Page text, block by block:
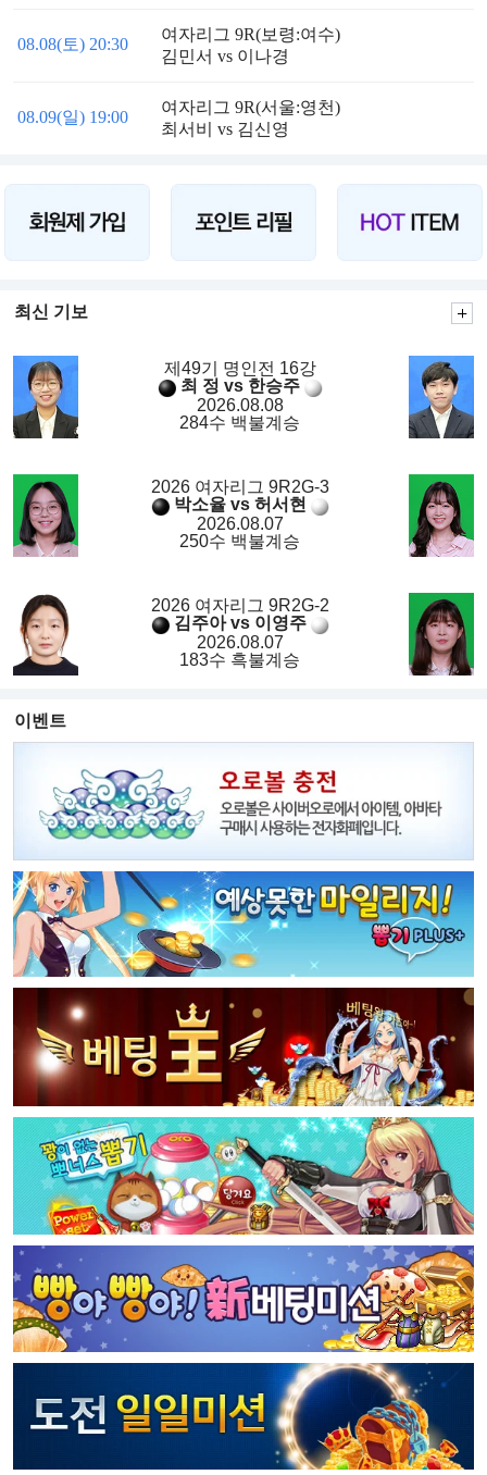
08.08(토) 20:30
여자리그 9R(보령:여수)
김민서 vs 이나경
08.09(일) 19:00
여자리그 9R(서울:영천)
최서비 vs 김신영
최신 기보
제49기 명인전 16강
최 정 vs 한승주
2026.08.08
284수 백불계승
2026 여자리그 9R2G-3
박소율 vs 허서현
2026.08.07
250수 백불계승
2026 여자리그 9R2G-2
김주아 vs 이영주
2026.08.07
183수 흑불계승
이벤트